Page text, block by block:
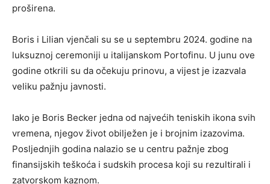
proširena.
Boris i Lilian vjenčali su se u septembru 2024. godine na
luksuznoj ceremoniji u italijanskom Portofinu. U junu ove
godine otkrili su da očekuju prinovu, a vijest je izazvala
veliku pažnju javnosti.
Iako je Boris Becker jedna od najvećih teniskih ikona svih
vremena, njegov život obilježen je i brojnim izazovima.
Posljednjih godina nalazio se u centru pažnje zbog
finansijskih teškoća i sudskih procesa koji su rezultirali i
zatvorskom kaznom.